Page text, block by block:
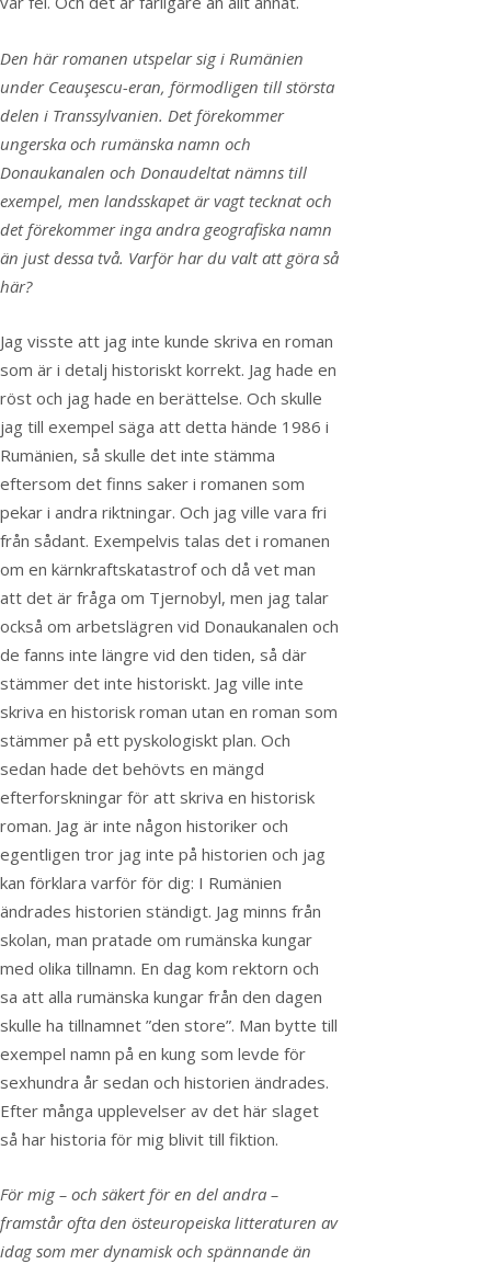
Den här romanen utspelar sig i Rumänien
under Ceauşescu-eran, förmodligen till största
delen i Transsylvanien. Det förekommer
ungerska och rumänska namn och
Donaukanalen och Donaudeltat nämns till
exempel, men landsskapet är vagt tecknat och
det förekommer inga andra geografiska namn
än just dessa två. Varför har du valt att göra så
här?
Jag visste att jag inte kunde skriva en roman
som är i detalj historiskt korrekt. Jag hade en
röst och jag hade en berättelse. Och skulle
jag till exempel säga att detta hände 1986 i
Rumänien, så skulle det inte stämma
eftersom det finns saker i romanen som
pekar i andra riktningar. Och jag ville vara fri
från sådant. Exempelvis talas det i romanen
om en kärnkraftskatastrof och då vet man
att det är fråga om Tjernobyl, men jag talar
också om arbetslägren vid Donaukanalen och
de fanns inte längre vid den tiden, så där
stämmer det inte historiskt. Jag ville inte
skriva en historisk roman utan en roman som
stämmer på ett pyskologiskt plan. Och
sedan hade det behövts en mängd
efterforskningar för att skriva en historisk
roman. Jag är inte någon historiker och
egentligen tror jag inte på historien och jag
kan förklara varför för dig: I Rumänien
ändrades historien ständigt. Jag minns från
skolan, man pratade om rumänska kungar
med olika tillnamn. En dag kom rektorn och
sa att alla rumänska kungar från den dagen
skulle ha tillnamnet ”den store”. Man bytte till
exempel namn på en kung som levde för
sexhundra år sedan och historien ändrades.
Efter många upplevelser av det här slaget
så har historia för mig blivit till fiktion.
För mig – och säkert för en del andra –
framstår ofta den östeuropeiska litteraturen av
idag som mer dynamisk och spännande än